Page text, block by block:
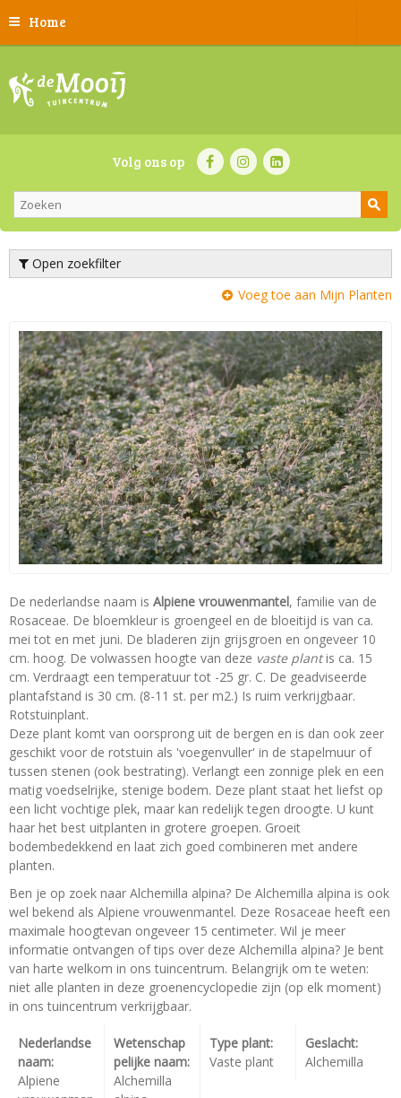
Home
Volg ons op
Open zoekfilter
Voeg toe aan Mijn Planten
De nederlandse naam is Alpiene vrouwenmantel, familie van de
Rosaceae. De bloemkleur is groengeel en de bloeitijd is van ca.
mei tot en met juni. De bladeren zijn grijsgroen en ongeveer 10
cm. hoog. De volwassen hoogte van deze vaste plantis ca. 15
cm. Verdraagt een temperatuur tot -25 gr. C. De geadviseerde
plantafstand is 30 cm. (8-11 st. per m2.) Is ruim verkrijgbaar.
Rotstuinplant.
Deze plant komt van oorsprong uit de bergen en is dan ook zeer
geschikt voor de rotstuin als 'voegenvuller' in de stapelmuur of
tussen stenen (ook bestrating). Verlangt een zonnige plek en een
matig voedselrijke, stenige bodem. Deze plant staat het liefst op
een licht vochtige plek, maar kan redelijk tegen droogte. U kunt
haar het best uitplanten in grotere groepen. Groeit
bodembedekkend en laat zich goed combineren met andere
planten.
Ben je op zoek naar Alchemilla alpina? De Alchemilla alpina is ook
wel bekend als Alpiene vrouwenmantel. Deze Rosaceae heeft een
maximale hoogtevan ongeveer 15 centimeter. Wil je meer
informatie ontvangen of tips over deze Alchemilla alpina? Je bent
van harte welkom in ons tuincentrum. Belangrijk om te weten:
niet alle planten in deze groenencyclopedie zijn (op elk moment)
in ons tuincentrum verkrijgbaar.
Nederlandse
naam:
Alpiene
Wetenschap
pelijke naam:
Alchemilla
Type plant:
Vaste plant
Geslacht:
Alchemilla